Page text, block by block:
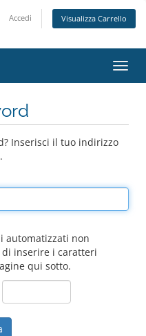
Accedi Visualizza Carrello
Inserisci il tuo indirizzo
automatizzati non
inserire i caratteri
qui sotto.